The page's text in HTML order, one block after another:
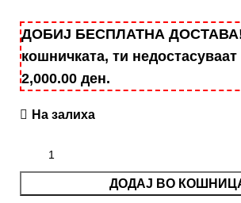
ДОБИЈ БЕСПЛАТНА ДОСТАВА!
кошничката, ти
2,000.00 ден.
На залиха
ДОДАЈ ВО